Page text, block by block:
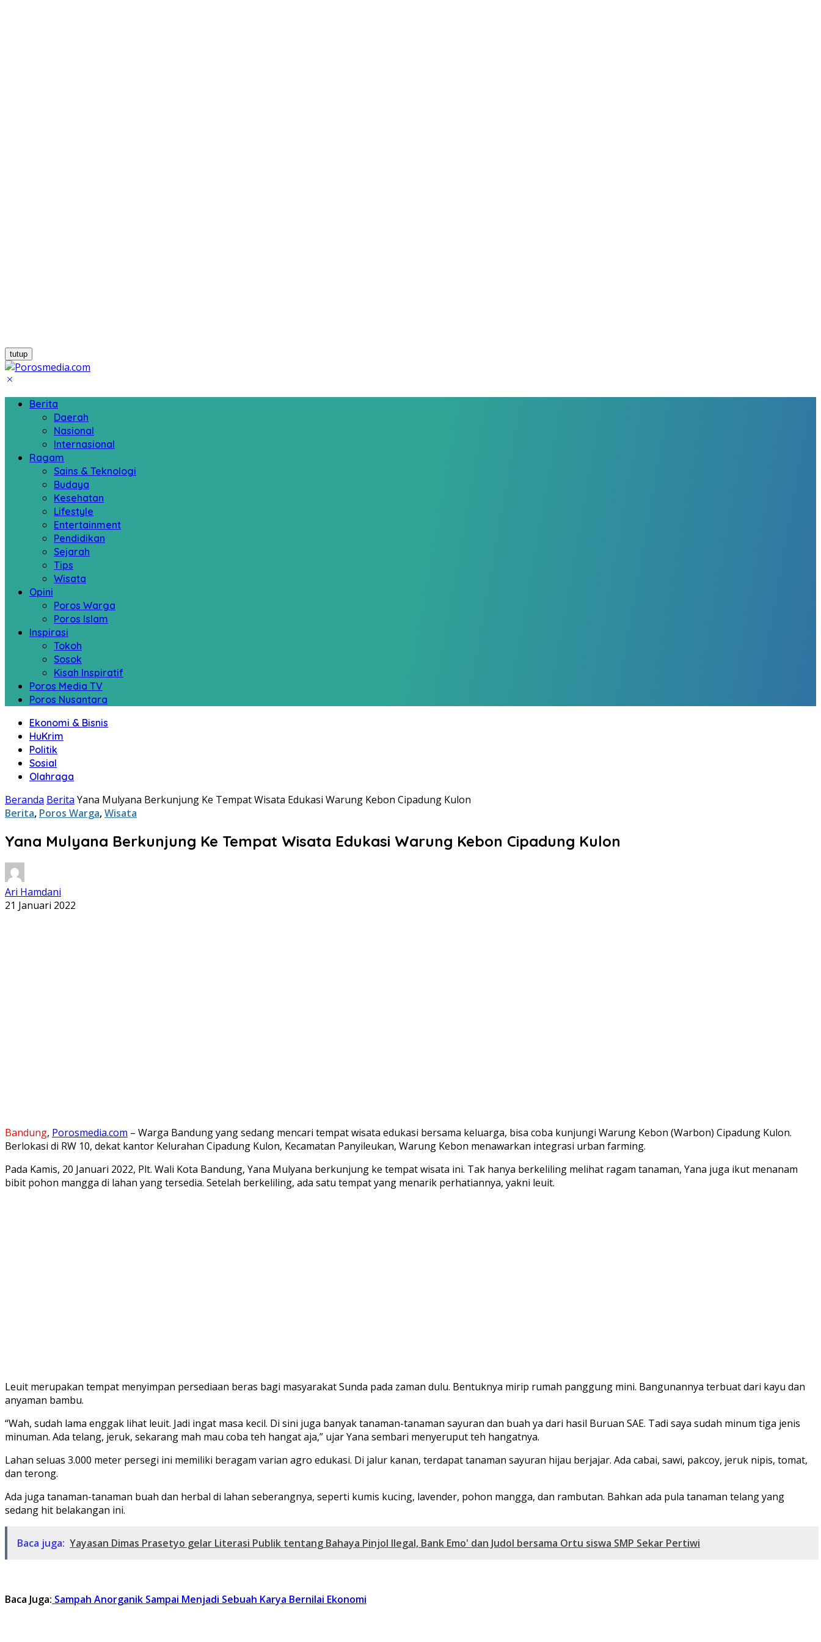
tutup
Berita
Daerah
Nasional
Internasional
Ragam
Sains & Teknologi
Budaya
Kesehatan
Lifestyle
Entertainment
Pendidikan
Sejarah
Tips
Wisata
Opini
Poros Warga
Poros Islam
Inspirasi
Tokoh
Sosok
Kisah Inspiratif
Poros Media TV
Poros Nusantara
Ekonomi & Bisnis
HuKrim
Politik
Sosial
Olahraga
Beranda Berita Yana Mulyana Berkunjung Ke Tempat Wisata Edukasi Warung Kebon Cipadung Kulon
Berita, Poros Warga,Wisata
Yana Mulyana Berkunjung Ke Tempat Wisata Edukasi Warung Kebon Cipadung Kulon
Ari Hamdani
21 Januari 2022
Bandung, Porosmedia.com – Warga Bandung yang sedang mencari tempat wisata edukasi bersama keluarga, bisa coba kunjungi Warung Kebon (Warbon) Cipadung Kulon.
Berlokasi di RW 10, dekat kantor Kelurahan Cipadung Kulon, Kecamatan Panyileukan, Warung Kebon menawarkan integrasi urban farming.
Pada Kamis, 20 Januari 2022, Plt. Wali Kota Bandung, Yana Mulyana berkunjung ke tempat wisata ini. Tak hanya berkeliling melihat ragam tanaman, Yana juga ikut menanam
bibit pohon mangga di lahan yang tersedia. Setelah berkeliling, ada satu tempat yang menarik perhatiannya, yakni leuit.
Leuit merupakan tempat menyimpan persediaan beras bagi masyarakat Sunda pada zaman dulu. Bentuknya mirip rumah panggung mini. Bangunannya terbuat dari kayu dan
anyaman bambu.
“Wah, sudah lama enggak lihat leuit. Jadi ingat masa kecil. Di sini juga banyak tanaman-tanaman sayuran dan buah ya dari hasil Buruan SAE. Tadi saya sudah minum tiga jenis
minuman. Ada telang, jeruk, sekarang mah mau coba teh hangat aja,” ujar Yana sembari menyeruput teh hangatnya.
Lahan seluas 3.000 meter persegi ini memiliki beragam varian agro edukasi. Di jalur kanan, terdapat tanaman sayuran hijau berjajar. Ada cabai, sawi, pakcoy, jeruk nipis, tomat,
dan terong.
Ada juga tanaman-tanaman buah dan herbal di lahan seberangnya, seperti kumis kucing, lavender, pohon mangga, dan rambutan. Bahkan ada pula tanaman telang yang
sedang hit belakangan ini.
Baca juga: Yayasan Dimas Prasetyo gelar Literasi Publik tentang Bahaya Pinjol Ilegal, Bank Emo' dan Judol bersama Ortu siswa SMP Sekar Pertiwi
Baca Juga: Sampah Anorganik Sampai Menjadi Sebuah Karya Bernilai Ekonomi